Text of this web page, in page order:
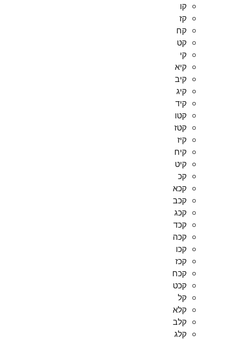
קו
קז
קח
קט
קי
קיא
קיב
קיג
קיד
קטו
קטז
קיז
קיח
קיט
קכ
קכא
קכב
קכג
קכד
קכה
קכו
קכז
קכח
קכט
קל
קלא
קלב
קלג